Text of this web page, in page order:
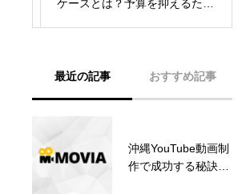
ケースとは？予算を抑えるため
最近の記事 おすすめ記事
沖縄YouTube動画制
作で成功する秘訣と
高品質な映像制作を
実現！オリジナル動